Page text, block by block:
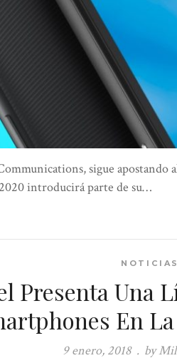
sigue apostando
introducirá parte de su…
NOTICIAS
Presenta Una
En
9 enero, 2018 . by